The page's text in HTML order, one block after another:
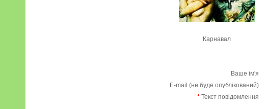
Карнавал
Ваше ім'я
E-mail (не буде опублікований)
* Текст повідомлення